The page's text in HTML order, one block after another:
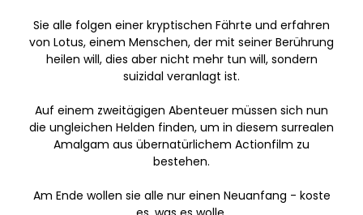
Sie alle folgen einer kryptischen Fährte und erfahren
von Lotus, einem Menschen, der mit seiner Berührung
heilen will, dies aber nicht mehr tun will, sondern
suizidal veranlagt ist.
Auf einem zweitägigen Abenteuer müssen sich nun
die ungleichen Helden finden, um in diesem surrealen
Amalgam aus übernatürlichem Actionfilm zu
bestehen.
Am Ende wollen sie alle nur einen Neuanfang - koste